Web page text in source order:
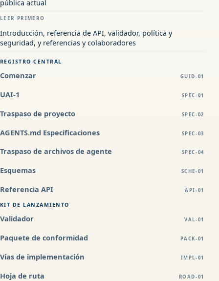
pública actual
LEER PRIMERO
Introducción, referencia de API, validador, política y
seguridad, y referencias y colaboradores
REGISTRO CENTRAL
Comenzar GUID-01
UAI-1 SPEC-01
Traspaso de proyecto SPEC-02
AGENTS.md Especificaciones SPEC-03
Traspaso de archivos de agente SPEC-04
Esquemas SCHE-01
Referencia API API-01
KIT DE LANZAMIENTO
Validador VAL-01
Paquete de conformidad PACK-01
Vías de implementación IMPL-01
Hoja de ruta ROAD-01